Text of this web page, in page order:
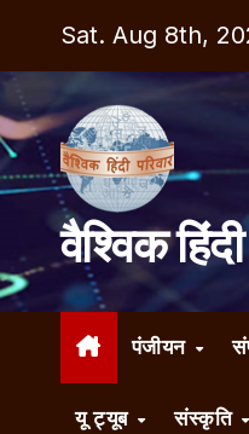
content
Sat. Aug 8th,
वैश्विक हिंदी
पंजीयन
यू ट्यूब संस्कृति